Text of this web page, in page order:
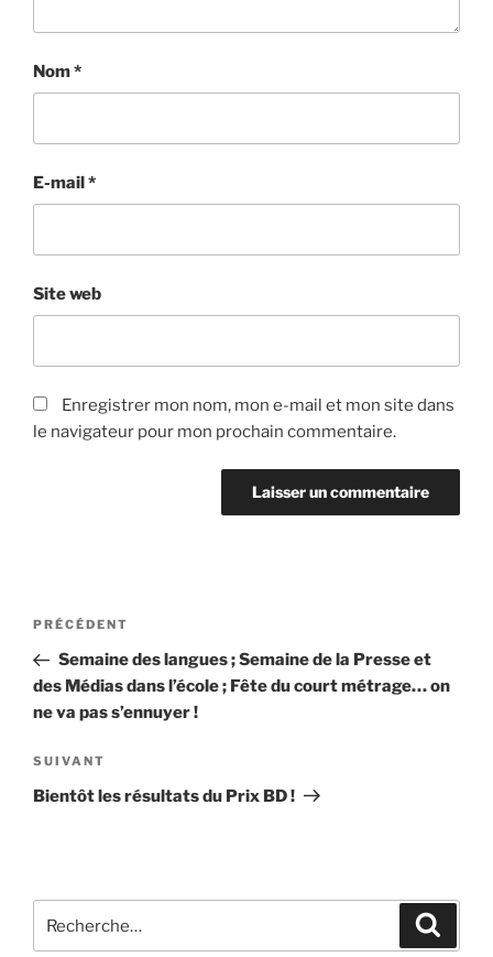
Nom*
E-mail*
Site web
Enregistrer mon nom, mon e-mail et mon site dans
le navigateur pour mon prochain commentaire.
Navigation
l’article
Article
précédent
PRÉCÉDENT
Semaine des langues ; Semaine de la Presse et
des Médias dans l’école ; Fête du court métrage… on
ne va pas s’ennuyer !
Article
suivant
SUIVANT
Bientôt les résultats du Prix BD !
pour